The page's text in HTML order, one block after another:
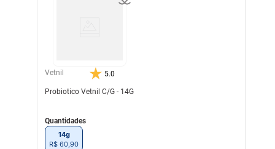
Indicação Veterinária
Vetnil 5.0
Probiotico Vetnil C/G - 14G
Quantidades
14g
R$ 60 90